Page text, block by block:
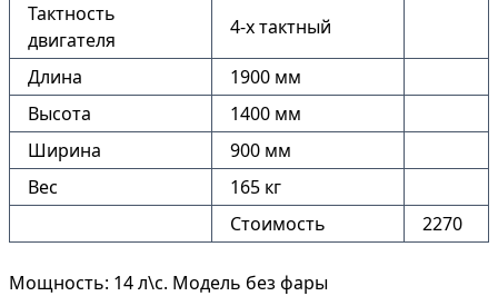
Тактность
двигателя
4-х тактный
Длина
1900 мм
Высота
1400 мм
Ширина
900 мм
Вес
165 кг
Стоимость
2270
Мощность: 14 л\с. Модель без фары